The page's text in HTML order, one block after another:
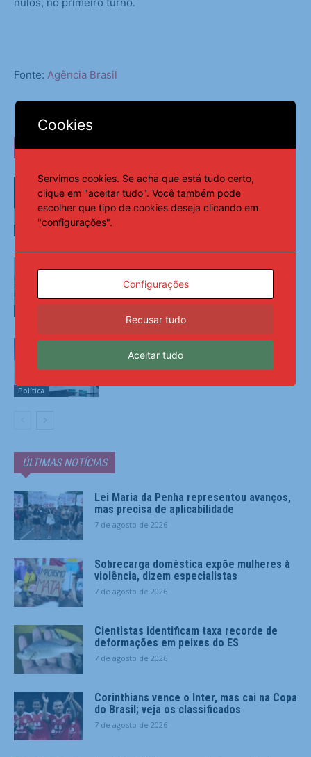
nulos, no primeiro turno.
Fonte: Agência Brasil
LEIA TAMBÉM
Federação PSOL-Rede oficializa apoio
à candidatura de Lula à reeleição
muda
Política
PRD e Solidariedade decidem pela
neutralidade na eleição presidencial
ÚLTIMAS NOTÍCIAS
Lei Maria da Penha representou avanços,
mas precisa de aplicabilidade
7 de agosto de 2026
Sobrecarga doméstica expõe mulheres à
violência, dizem especialistas
7 de agosto de 2026
Cientistas identificam taxa recorde de
deformações em peixes do ES
7 de agosto de 2026
Corinthians vence o Inter, mas cai na Copa
do Brasil; veja os classificados
7 de agosto de 2026
Cookies
Servimos cookies. Se acha que está tudo certo,
clique em "aceitar tudo". Você também pode
escolher que tipo de cookies deseja clicando em
"configurações".
Configurações
Recusar tudo
Aceitar tudo